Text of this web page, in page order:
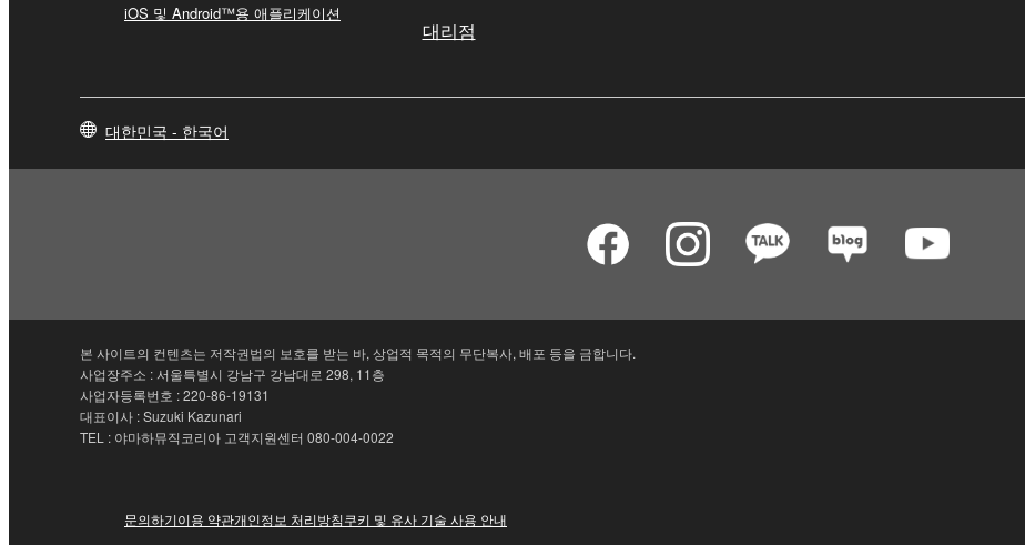
iOS 및 Android™용 애플리케이션
대리점
대한민국 - 한국어
본 사이트의 컨텐츠는 저작권법의 보호를 받는 바, 상업적 목적의 무단복사, 배포 등을 금합니다.
사업장주소 : 서울특별시 강남구 강남대로 298, 11층
사업자등록번호 : 220-86-19131
대표이사 : Suzuki Kazunari
TEL : 야마하뮤직코리아 고객지원센터 080-004-0022
문의하기이용 약관개인정보 처리방침쿠키 및 유사 기술 사용 안내